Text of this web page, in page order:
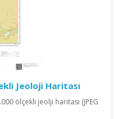
Jeoloji Haritası
ölçekli jeolji haritası (JPEG